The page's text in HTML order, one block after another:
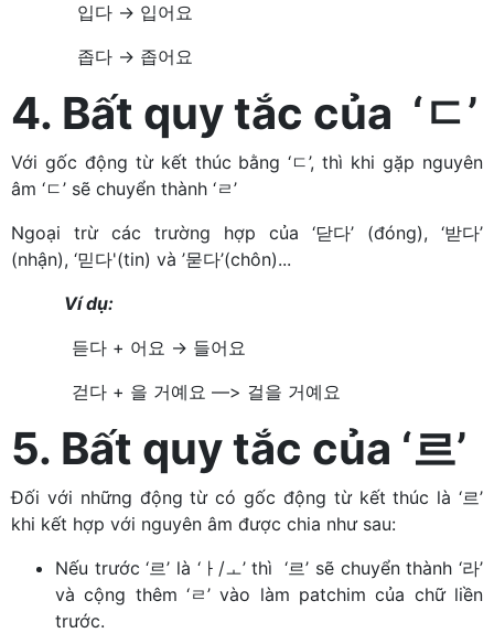
입다 → 입어요
좁다 → 좁어요
4. Bất quy tắc của ‘ㄷ’
Với gốc động từ kết thúc bằng ‘ㄷ’, thì khi gặp nguyên
âm ‘ㄷ’ sẽ chuyển thành ‘ㄹ’
Ngoại trừ các trường hợp của ‘닫다’ (đóng), ‘받다’
(nhận), ‘믿다'(tin) và ’묻다’(chôn)...
Ví dụ:
듣다 + 어요 → 들어요
걷다 + 을 거예요 —> 걸을 거예요
5. Bất quy tắc của ‘르’
Đối với những động từ có gốc động từ kết thúc là ‘르’
khi kết hợp với nguyên âm được chia như sau:
Nếu trước ‘르’ là ‘ㅏ/ㅗ’ thì ‘르’ sẽ chuyển thành ‘라’
và cộng thêm ‘ㄹ’ vào làm patchim của chữ liền
trước.